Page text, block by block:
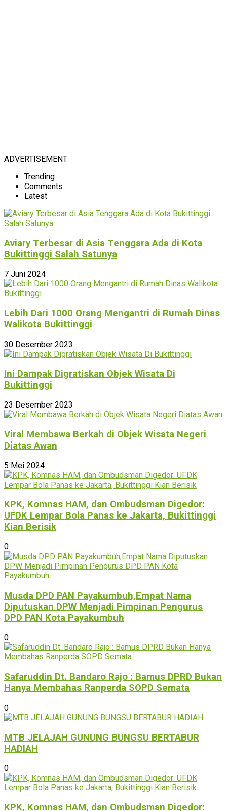
ADVERTISEMENT
Trending
Comments
Latest
Aviary Terbesar di Asia Tenggara Ada di Kota
Bukittinggi Salah Satunya
7 Juni 2024
Lebih Dari 1000 Orang Mengantri di Rumah Dinas
Walikota Bukittinggi
30 Desember 2023
Ini Dampak Digratiskan Objek Wisata Di
Bukittinggi
23 Desember 2023
Viral Membawa Berkah di Objek Wisata Negeri
Diatas Awan
5 Mei 2024
KPK, Komnas HAM, dan Ombudsman Digedor:
UFDK Lempar Bola Panas ke Jakarta, Bukittinggi
Kian Berisik
0
Musda DPD PAN Payakumbuh,Empat Nama
Diputuskan DPW Menjadi Pimpinan Pengurus
DPD PAN Kota Payakumbuh
0
Safaruddin Dt. Bandaro Rajo : Bamus DPRD Bukan
Hanya Membahas Ranperda SOPD Semata
0
MTB JELAJAH GUNUNG BUNGSU BERTABUR
HADIAH
0
KPK, Komnas HAM, dan Ombudsman Digedor: